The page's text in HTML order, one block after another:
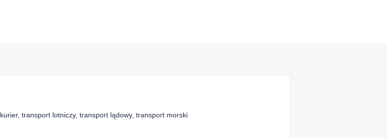
kurier, transport lotniczy, transport lądowy, transport morski